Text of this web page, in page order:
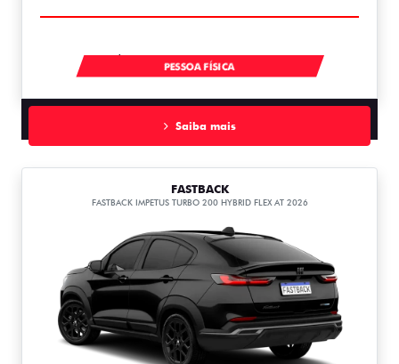
À VISTA A PARTIR DE R$ 99.990,00
PESSOA FÍSICA
Saiba mais
FASTBACK
FASTBACK IMPETUS TURBO 200 HYBRID FLEX AT 2026